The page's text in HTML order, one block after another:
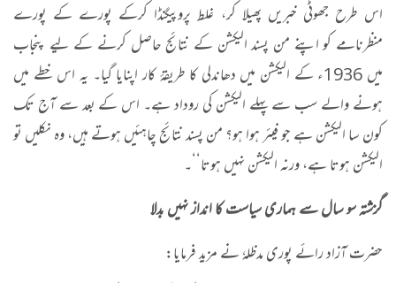
اس طرح جھوٹی خبریں پھیلا کر، غلط پروپیگنڈا کرکے پورے کے پورے
منظرنامے کو اپنے من پسند الیکشن کے نتائج حاصل کرنے کے لیے پنجاب
میں 1936ء کے الیکشن میں دھاندلی کا طریقۂ کار اپنایا گیا۔ یہ اس خطے میں
ہونے والے سب سے پہلے الیکشن کی روداد ہے۔ اس کے بعد سے آج تک
کون سا الیکشن ہے جو فیئر ہوا ہو؟ من پسند نتائج چاہئیں ہوتے ہیں، وہ نکلیں تو
الیکشن ہوتا ہے، ورنہ الیکشن نہیں ہوتا‘‘۔
گزشتہ سو سال سے ہماری سیاست کا انداز نہیں بدلا
حضرت آزاد رائے پوری مدظلہٗ نے مزید فرمایا: